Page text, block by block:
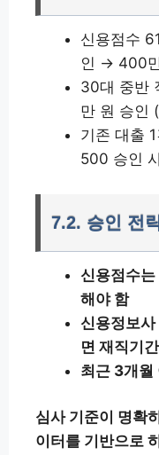
신용점수
인 → 400
30대 중반
만 원 승인
기존 대출
500 승인
7.2. 승인 전
신용점수
해야 함
신용정보
면 재직기
최근 3개월
심사 기준이 명확
이터를 기반으로